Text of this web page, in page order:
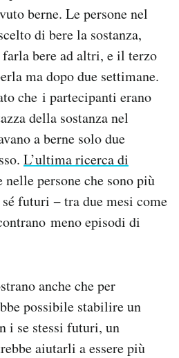
berne. Le persone nel
di bere la sostanza,
bere ad altri, e il terzo
ma dopo due settimane.
che i partecipanti erano
della sostanza nel
a berne solo due
L’ultima ricerca di
nelle persone che sono più
futuri − tra due mesi come
meno episodi di
anche che per
possibile stabilire un
i se stessi futuri, un
aiutarli a essere più